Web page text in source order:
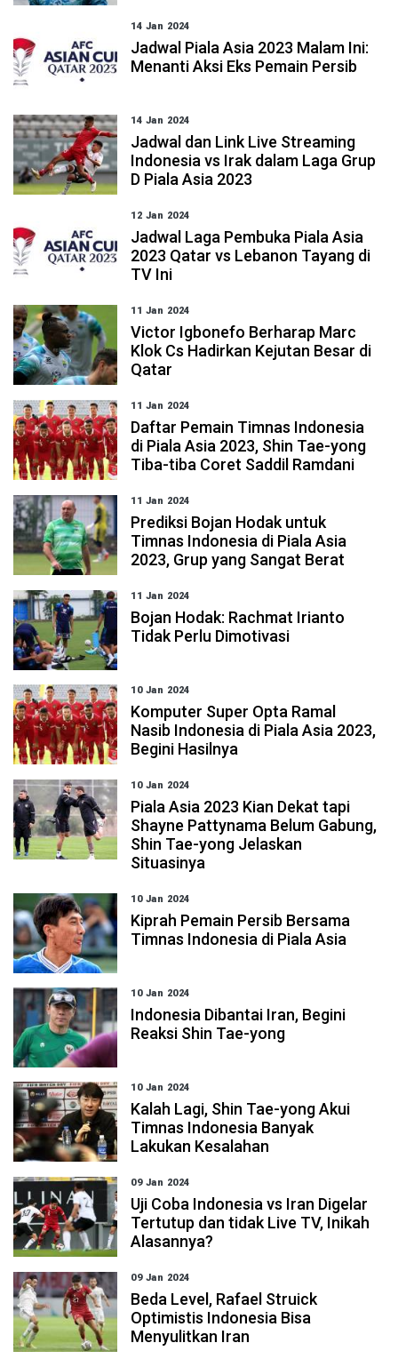
14 Jan 2024
Jadwal Piala Asia 2023 Malam Ini:
Menanti Aksi Eks Pemain Persib
14 Jan 2024
Jadwal dan Link Live Streaming
Indonesia vs Irak dalam Laga Grup
D Piala Asia 2023
12 Jan 2024
Jadwal Laga Pembuka Piala Asia
2023 Qatar vs Lebanon Tayang di
TV Ini
11 Jan 2024
Victor Igbonefo Berharap Marc
Klok Cs Hadirkan Kejutan Besar di
Qatar
11 Jan 2024
Daftar Pemain Timnas Indonesia
di Piala Asia 2023, Shin Tae-yong
Tiba-tiba Coret Saddil Ramdani
11 Jan 2024
Prediksi Bojan Hodak untuk
Timnas Indonesia di Piala Asia
2023, Grup yang Sangat Berat
11 Jan 2024
Bojan Hodak: Rachmat Irianto
Tidak Perlu Dimotivasi
10 Jan 2024
Komputer Super Opta Ramal
Nasib Indonesia di Piala Asia 2023,
Begini Hasilnya
10 Jan 2024
Piala Asia 2023 Kian Dekat tapi
Shayne Pattynama Belum Gabung,
Shin Tae-yong Jelaskan
Situasinya
10 Jan 2024
Kiprah Pemain Persib Bersama
Timnas Indonesia di Piala Asia
10 Jan 2024
Indonesia Dibantai Iran, Begini
Reaksi Shin Tae-yong
10 Jan 2024
Kalah Lagi, Shin Tae-yong Akui
Timnas Indonesia Banyak
Lakukan Kesalahan
09 Jan 2024
Uji Coba Indonesia vs Iran Digelar
Tertutup dan tidak Live TV, Inikah
Alasannya?
09 Jan 2024
Beda Level, Rafael Struick
Optimistis Indonesia Bisa
Menyulitkan Iran